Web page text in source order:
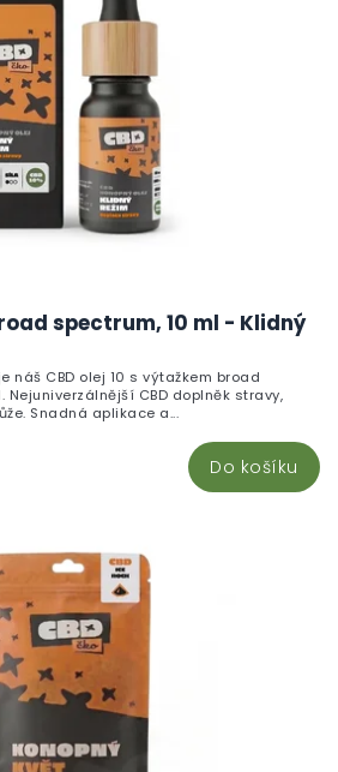
spectrum, 10 ml - Klidný
Do košíku
CBD olej 10 s výtažkem broad
Nejuniverzálnější CBD doplněk stravy,
Snadná aplikace a...